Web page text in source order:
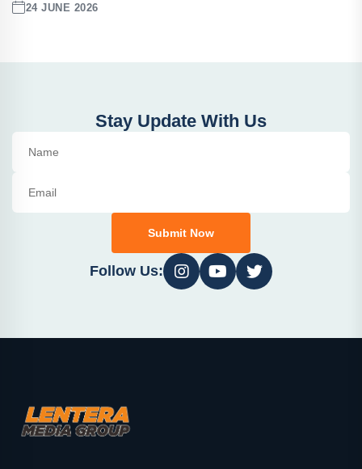
24 JUNE 2026
Stay Update With Us
Submit Now
Follow Us: